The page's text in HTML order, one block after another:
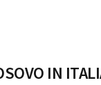
IN